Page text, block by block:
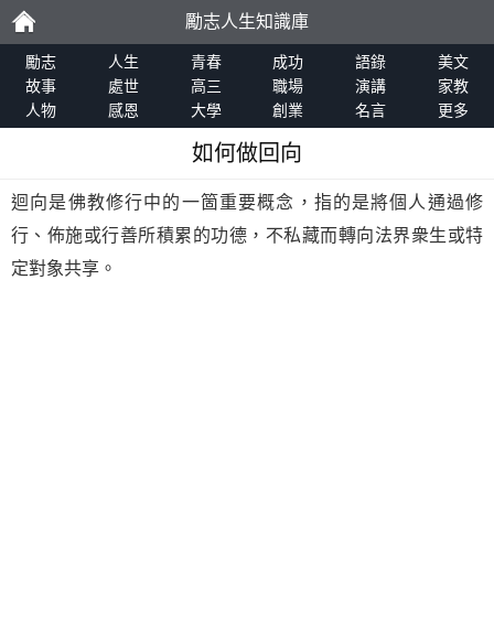
勵
志
勵志人生知識庫
勵志 人生 青春 成功 語錄
美文
故事
處世 高三 職場 演講
家教
人物
感恩 大學 創業 名言 更多
如何做回向
迴向是佛教修行中的一箇重要概念，指的是將個人通過修
行、佈施或行善所積累的功德，不私藏而轉向法界衆生或特
定對象共享。